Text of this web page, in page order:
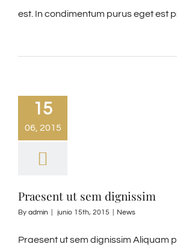
est. In condimentum purus eget est
15
06, 2015
Praesent ut sem dignissim
By admin junio 15th, 2015 News
Praesent ut sem dignissim Aliquam